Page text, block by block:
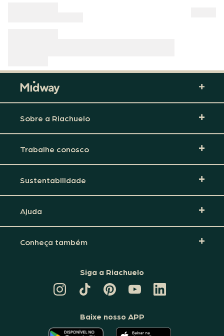
Sobre a Riachuelo
Trabalhe conosco
Sustentabilidade
Ajuda
Conheça também
Siga a Riachuelo
TIKTOK
DA
PINTEREST
DA
CANAL
DA
RIACHUELO
LINKEDIN
DA
Baixe nosso APP
O O